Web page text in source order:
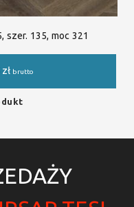
szer. 135, moc 321
zł brutto